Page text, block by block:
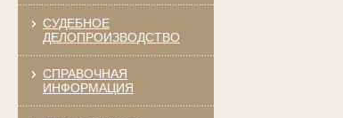
СУДЕБНОЕ
ДЕЛОПРОИЗВОДСТВО
СПРАВОЧНАЯ
ИНФОРМАЦИЯ